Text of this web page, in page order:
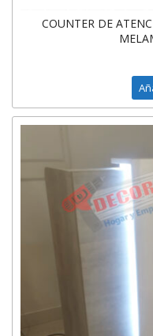
COUNTER DE